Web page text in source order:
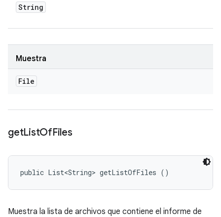
String
Muestra
File
getListOfFiles
public List<String> getListOfFiles ()
Muestra la lista de archivos que contiene el informe de